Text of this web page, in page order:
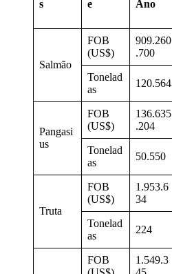
s
e
Ano
Salmão
FOB
(US$)
909.260
.700
Tonelad
as
120.564
Pangasi
us
FOB
(US$)
136.635
.204
Tonelad
as
50.550
Truta
FOB
(US$)
1.953.6
34
Tonelad
as
224
FOB
1.549.3